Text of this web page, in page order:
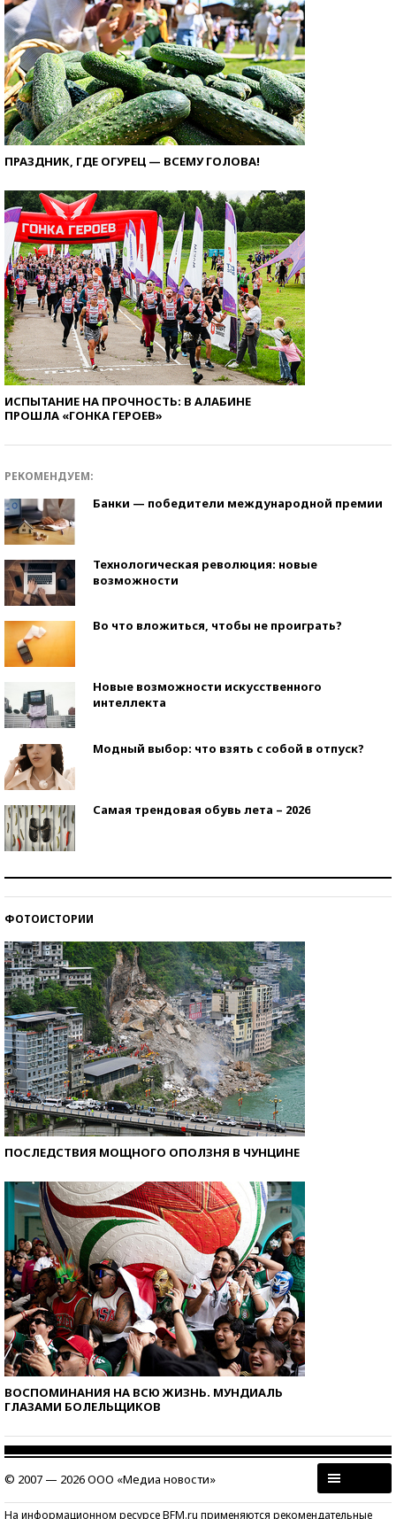
ПРАЗДНИК, ГДЕ ОГУРЕЦ — ВСЕМУ ГОЛОВА!
ИСПЫТАНИЕ НА ПРОЧНОСТЬ: В АЛАБИНЕ
ПРОШЛА «ГОНКА ГЕРОЕВ»
РЕКОМЕНДУЕМ:
Банки — победители международной премии
Технологическая революция: новые
возможности
Во что вложиться, чтобы не проиграть?
Новые возможности искусственного
интеллекта
Модный выбор: что взять с собой в отпуск?
Самая трендовая обувь лета – 2026
ФОТОИСТОРИИ
ПОСЛЕДСТВИЯ МОЩНОГО ОПОЛЗНЯ В ЧУНЦИНЕ
ВОСПОМИНАНИЯ НА ВСЮ ЖИЗНЬ. МУНДИАЛЬ
ГЛАЗАМИ БОЛЕЛЬЩИКОВ
© 2007 — 2026 ООО «Медиа новости»
На информационном ресурсе BFM.ru применяются рекомендательные